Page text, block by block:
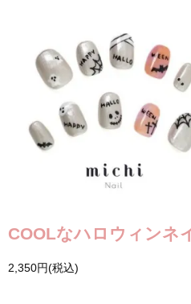
COOLなハロウィンネ
2,350円(税込)